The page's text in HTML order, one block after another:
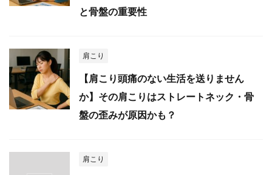
と骨盤の重要性
肩こり
【肩こり頭痛のない生活を送りません
か】その肩こりはストレートネック・骨
盤の歪みが原因かも？
肩こり